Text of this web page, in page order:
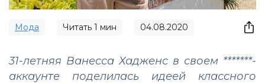
Мода Читать 1 мин 04.08.2020
31-летняя Ванесса Хадженс в своем *******-
аккаунте поделилась идеей классного